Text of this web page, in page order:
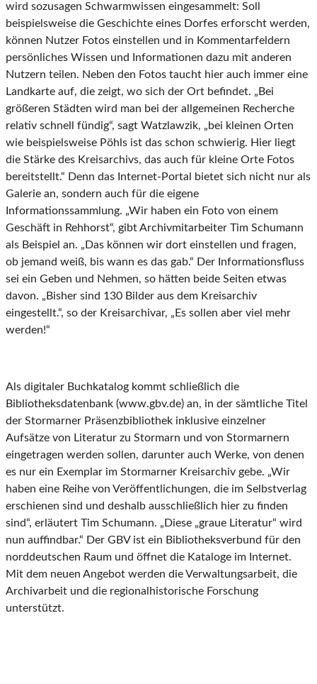
wird sozusagen Schwarmwissen eingesammelt: Soll
beispielsweise die Geschichte eines Dorfes erforscht werden,
können Nutzer Fotos einstellen und in Kommentarfeldern
persönliches Wissen und Informationen dazu mit anderen
Nutzern teilen. Neben den Fotos taucht hier auch immer eine
Landkarte auf, die zeigt, wo sich der Ort befindet. „Bei
größeren Städten wird man bei der allgemeinen Recherche
relativ schnell fündig“, sagt Watzlawzik, „bei kleinen Orten
wie beispielsweise Pöhls ist das schon schwierig. Hier liegt
die Stärke des Kreisarchivs, das auch für kleine Orte Fotos
bereitstellt.“ Denn das Internet-Portal bietet sich nicht nur als
Galerie an, sondern auch für die eigene
Informationssammlung. „Wir haben ein Foto von einem
Geschäft in Rehhorst“, gibt Archivmitarbeiter Tim Schumann
als Beispiel an. „Das können wir dort einstellen und fragen,
ob jemand weiß, bis wann es das gab.“ Der Informationsfluss
sei ein Geben und Nehmen, so hätten beide Seiten etwas
davon. „Bisher sind 130 Bilder aus dem Kreisarchiv
eingestellt.“, so der Kreisarchivar, „Es sollen aber viel mehr
werden!“
Als digitaler Buchkatalog kommt schließlich die
Bibliotheksdatenbank (www.gbv.de) an, in der sämtliche Titel
der Stormarner Präsenzbibliothek inklusive einzelner
Aufsätze von Literatur zu Stormarn und von Stormarnern
eingetragen werden sollen, darunter auch Werke, von denen
es nur ein Exemplar im Stormarner Kreisarchiv gebe. „Wir
haben eine Reihe von Veröffentlichungen, die im Selbstverlag
erschienen sind und deshalb ausschließlich hier zu finden
sind“, erläutert Tim Schumann. „Diese „graue Literatur“ wird
nun auffindbar.“ Der GBV ist ein Bibliotheksverbund für den
norddeutschen Raum und öffnet die Kataloge im Internet.
Mit dem neuen Angebot werden die Verwaltungsarbeit, die
Archivarbeit und die regionalhistorische Forschung
unterstützt.